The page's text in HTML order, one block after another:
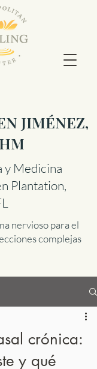
JIMÉNEZ,
y Medicina
Plantation,
nervioso para el
complejas
crónica:
y qué